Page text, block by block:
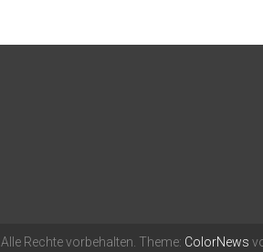
. Alle Rechte vorbehalten. Theme: ColorNews